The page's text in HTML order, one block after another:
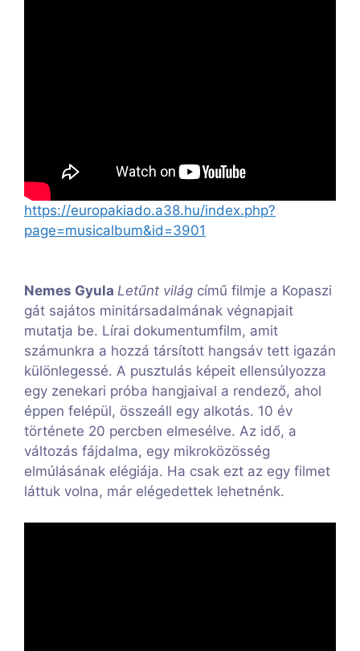
https://europakiado.a38.hu/index.php?
page=musicalbum&id=3901
Nemes Gyula Letűnt világ című filmje a Kopaszi
gát sajátos minitársadalmának végnapjait
mutatja be. Lírai dokumentumfilm, amit
számunkra a hozzá társított hangsáv tett igazán
különlegessé. A pusztulás képeit ellensúlyozza
egy zenekari próba hangjaival a rendező, ahol
éppen felépül, összeáll egy alkotás. 10 év
története 20 percben elmesélve. Az idő, a
változás fájdalma, egy mikroközösség
elmúlásának elégiája. Ha csak ezt az egy filmet
láttuk volna, már elégedettek lehetnénk.